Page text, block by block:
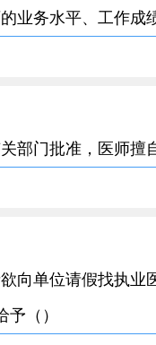
业务水平、工作成
部门批准，医师擅
向单位请假找执业
（）